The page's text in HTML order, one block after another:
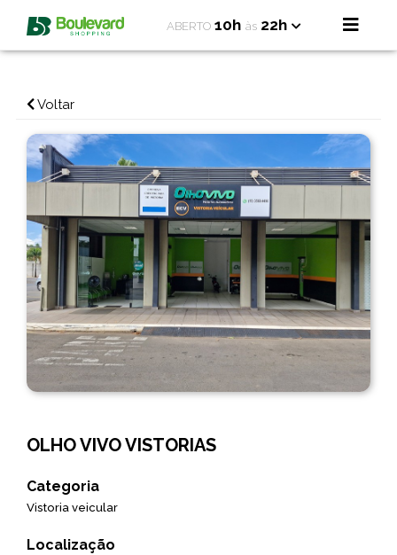
ABERTO 10h às 22h
Voltar
OLHO VIVO VISTORIAS
Categoria
Vistoria veicular
Localização